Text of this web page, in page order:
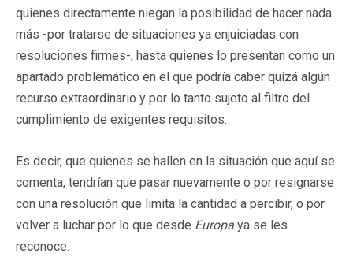
quienes directamente niegan la posibilidad de hacer nada
más -por tratarse de situaciones ya enjuiciadas con
resoluciones firmes-, hasta quienes lo presentan como un
apartado problemático en el que podría caber quizá algún
recurso extraordinario y por lo tanto sujeto al filtro del
cumplimiento de exigentes requisitos.
Es decir, que quienes se hallen en la situación que aquí se
comenta, tendrían que pasar nuevamente o por resignarse
con una resolución que limita la cantidad a percibir, o por
volver a luchar por lo que desde Europa ya se les
reconoce.